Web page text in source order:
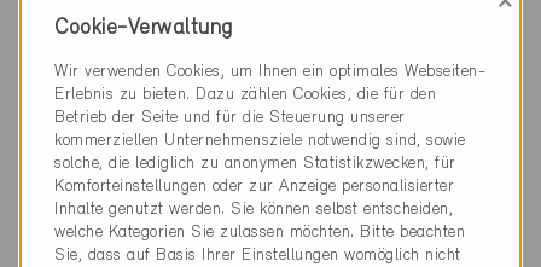
Brüttisellen 8306
ZH-9092, ... (3)
Cookie-Verwaltung
Wir verwenden Cookies, um Ihnen ein optimales Webseiten-
Erlebnis zu bieten. Dazu zählen Cookies, die für den
Betrieb der Seite und für die Steuerung unserer
kommerziellen Unternehmensziele notwendig sind, sowie
solche, die lediglich zu anonymen Statistikzwecken, für
Komforteinstellungen oder zur Anzeige personalisierter
Inhalte genutzt werden. Sie können selbst entscheiden,
welche Kategorien Sie zulassen möchten. Bitte beachten
Sie, dass auf Basis Ihrer Einstellungen womöglich nicht